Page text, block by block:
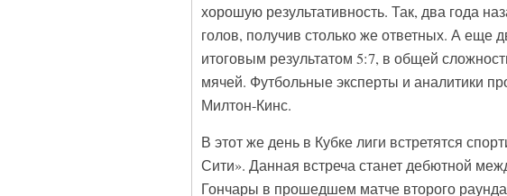
хорошую результативность. Так, два года
голов, получив столько же ответных. А еще
итоговым результатом 5:7, в общей
мячей. Футбольные эксперты и аналитики
Милтон-Кинс.
В этот же день в Кубке лиги встретятся
Сити». Данная встреча станет дебютной
Гончары в прошедшем матче второго